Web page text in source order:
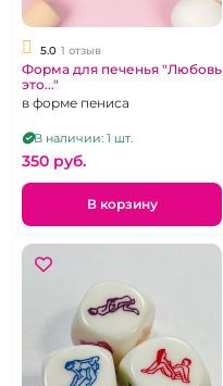
5.0 1 отзыв
Форма для печенья "Любовь
это..."
в форме пениса
В наличии: 1 шт.
350 pуб.
В корзину